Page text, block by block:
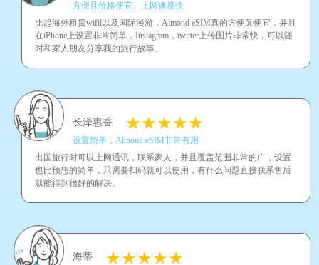
方便且价格便宜、上网速度快
比起海外租赁wifil以及国际漫游，Almond eSIM真的方便又便宜，并且
在iPhone上设置非常简单，Instagram，twitter上传图片非常快，可以随
时和家人朋友分享我的旅行故事。
长泽惠香
设置简单，Almond eSIM非常有用
出国旅行时可以上网通讯，联系家人，并且覆盖范围非常的广，设置
也比预想的简单，只需要扫码就可以使用，有什么问题直接联系售后
就能得到很好的解决。
海蒂